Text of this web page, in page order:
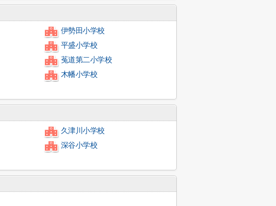
伊勢田小学校
平盛小学校
菟道第二小学校
木幡小学校
久津川小学校
深谷小学校